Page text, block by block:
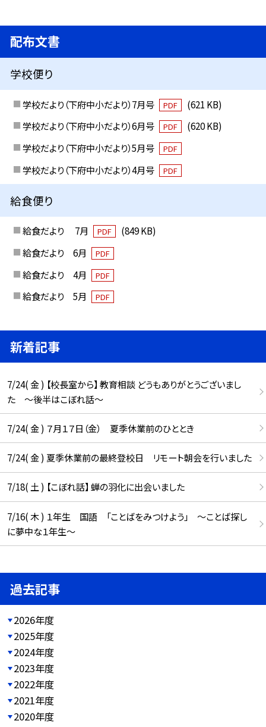
配布文書
学校便り
学校だより（下府中小だより）7月号 PDF
(621 KB)
学校だより（下府中小だより）6月号
PDF
(620 KB)
学校だより（下府中小だより）5月号
PDF
学校だより（下府中小だより）4月号 PDF
給食便り
給食だより 7月 PDF
(849 KB)
給食だより 6月
PDF
給食だより 4月 PDF
給食だより 5月 PDF
新着記事
7/24( 金 ) 【校長室から】 教育相談 どうもありがとうございまし
た ～後半はこぼれ話～
7/24( 金 ) ７月１７日（金） 夏季休業前のひととき
7/24( 金 ) 夏季休業前の最終登校日 リモート朝会を行いました
7/18( 土 ) 【こぼれ話】 蝉の羽化に出会いました
7/16( 木 ) １年生 国語 「ことばをみつけよう」 ～ことば探し
に夢中な１年生～
過去記事
2026年度
2025年度
2024年度
2023年度
2022年度
2021年度
2020年度